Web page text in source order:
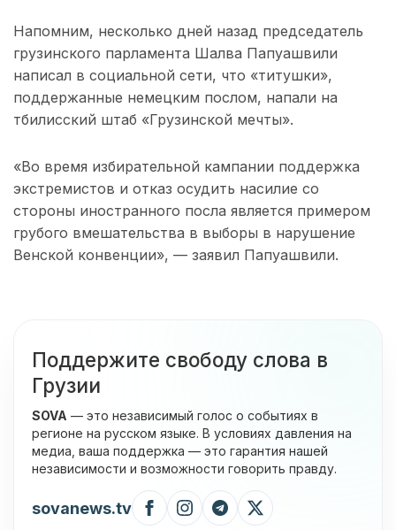
Напомним, несколько дней назад председатель
грузинского парламента Шалва Папуашвили
написал в социальной сети, что «титушки»,
поддержанные немецким послом, напали на
тбилисский штаб «Грузинской мечты».
«Во время избирательной кампании поддержка
экстремистов и отказ осудить насилие со
стороны иностранного посла является примером
грубого вмешательства в выборы в нарушение
Венской конвенции», — заявил Папуашвили.
Поддержите свободу слова в
Грузии
SOVA — это независимый голос о событиях в
регионе на русском языке. В условиях давления на
медиа, ваша поддержка — это гарантия нашей
независимости и возможности говорить правду.
sovanews.tv